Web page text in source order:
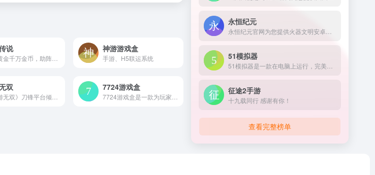
说
万元黄金千万金币，助阵全新黄金联赛！赛制更新，战力不高也能玩得激情！更有联赛总冠军竞猜，可赢取诺亚币、周边、钻石VIP等壕礼！
神游游戏盒
手游、H5联运系统
双
《西游无双》刀锋平台倾力打造，西游题材端游大作，融入经典元素，独创“地煞七十二变”战斗系统，让您轻松挂机，释放双手。自由交易，随地摆摊，轻松赚钱，尽享财富盛宴。立即加入，开启惊险刺激的西游之旅！
7724游戏盒
永恒纪元
51模拟器
征途2手游
十九载同行 感谢有你！
查看完整榜单